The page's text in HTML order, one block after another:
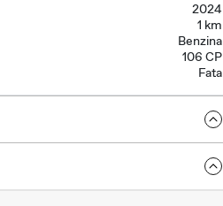
2024
1 km
Benzina
106 CP
Fata